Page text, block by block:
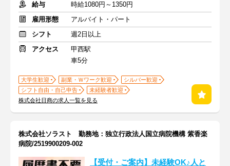
給与
時給1080円～1350円
雇用形態
アルバイト・パート
シフト
週2日以上
アクセス
甲西駅
車5分
大学生歓迎 副業・Ｗワーク歓迎
シルバー歓迎
シフト自由・自己申告
未経験者歓迎
株式会社日商の求人一覧を見る
株式会社ソラスト 勤務地：独立行政法人国立病院機構 紫香楽
病院/2519900209-002
【受付・ご案内】未経験OK♪人と